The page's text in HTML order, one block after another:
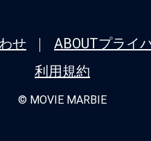
せ ABOUTプライ
利用規約
© MOVIE MARBIE